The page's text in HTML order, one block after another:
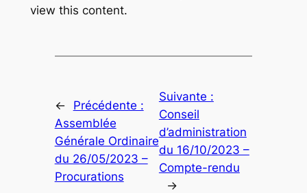
view this content.
←
Précédente :
Assemblée
Générale Ordinaire
du 26/05/2023 –
Procurations
Suivante :
Conseil
d’administration
du 16/10/2023 –
Compte-rendu
→